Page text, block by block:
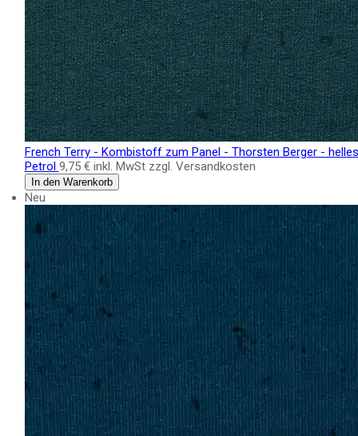
French Terry - Kombistoff zum Panel - Thorsten Berger - helles
Petrol 9,75 € inkl. MwSt zzgl. Versandkosten
In den Warenkorb
Neu